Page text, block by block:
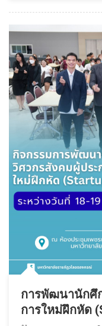
การพัฒนานักศึ
การใหม่ฝึกหัด